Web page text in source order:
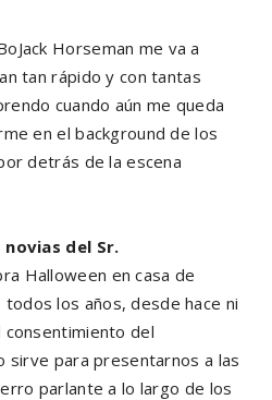
Horseman me va a
tan rápido y con tantas
cuando aún me queda
en el background de los
detrás de la escena
novias del Sr.
Halloween en casa de
todos los años, desde hace ni
del
sirve para presentarnos a las
parlante a lo largo de los